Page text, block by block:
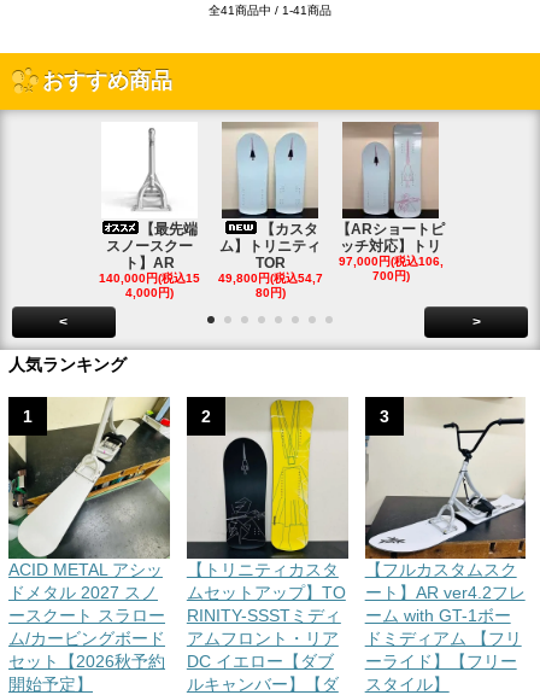
全41商品中 / 1-41商品
おすすめ商品
【最先端
スノースクー
ト】AR
140,000円(税込15
4,000円)
【カスタ
ム】トリニティ
TOR
49,800円(税込54,7
80円)
【ARショートピ
ッチ対応】トリ
97,000円(税込106,
700円)
< >
人気ランキング
1
ACID METAL アシッ
ドメタル 2027 スノ
ースクート スラロー
ム/カービングボード
セット【2026秋予約
開始予定】
2
【トリニティカスタ
ムセットアップ】TO
RINITY-SSSTミディ
アムフロント・リア
DC イエロー【ダブ
ルキャンバー】【ダ
3
【フルカスタムスク
ート】AR ver4.2フレ
ーム with GT-1ボー
ドミディアム 【フリ
ーライド】【フリー
スタイル】